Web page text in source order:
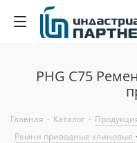
PHG C75
Главная - Каталог -
Ремни приводные клиновые